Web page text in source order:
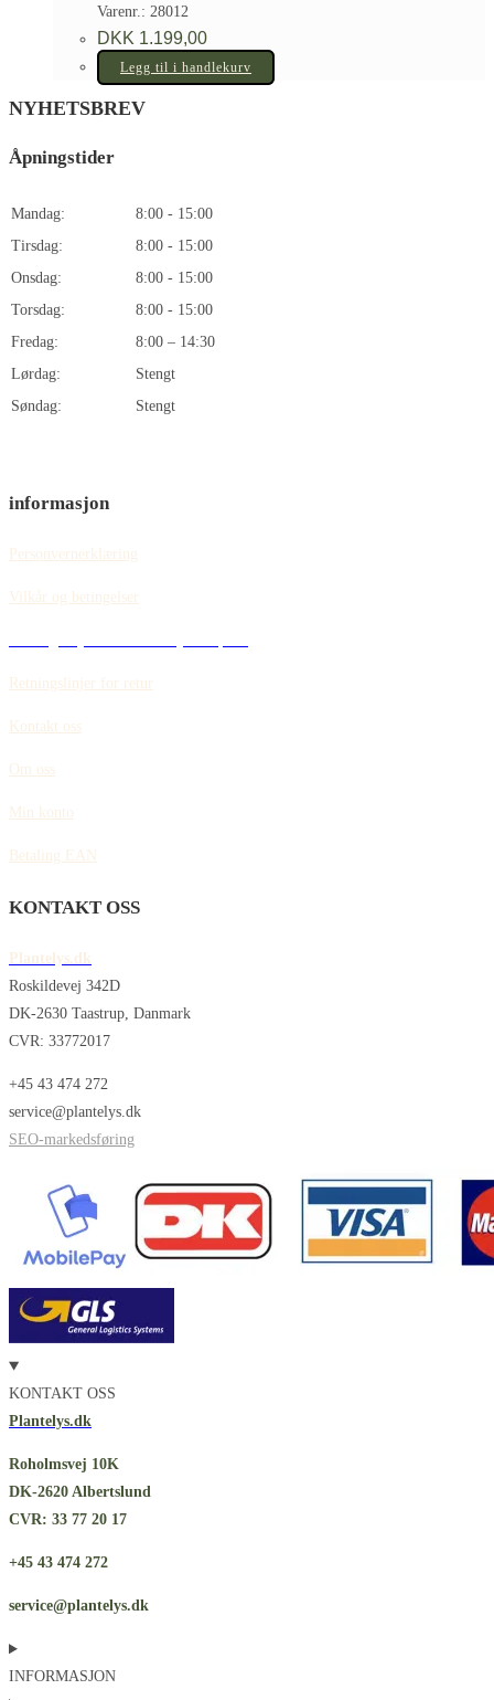
Varenr.: 28012
DKK 1.199,00
Legg til i handlekurv
NYHETSBREV
Åpningstider
Mandag:
8:00 - 15:00
Tirsdag:
8:00 - 15:00
Onsdag:
8:00 - 15:00
Torsdag:
8:00 - 15:00
Fredag:
8:00 – 14:30
Lørdag:
Stengt
Søndag:
Stengt
informasjon
Personvernerklæring
Vilkår og betingelser
Retningslinjer for retur
Kontakt oss
Om oss
Min konto
Betaling EAN
KONTAKT OSS
Plantelys.dk
Roskildevej 342D
DK-2630 Taastrup, Danmark
CVR: 33772017
+45 43 474 272
service@plantelys.dk
SEO-markedsføring
KONTAKT OSS
Plantelys.dk
Roholmsvej 10K
DK-2620 Albertslund
CVR: 33 77 20 17
+45 43 474 272
service@plantelys.dk
INFORMASJON